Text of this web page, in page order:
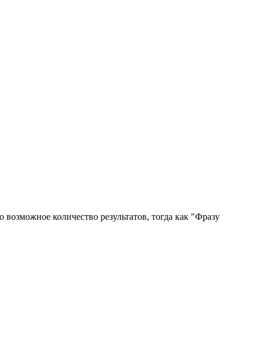
количество результатов, тогда как "Фразу